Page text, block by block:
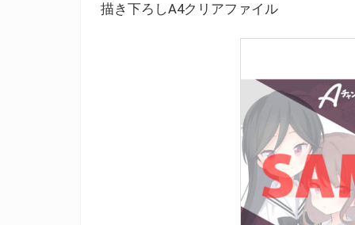
描き下ろしA4クリアファイル